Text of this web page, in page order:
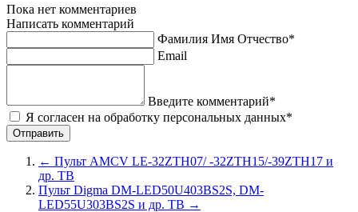
Пока нет комментариев
Написать комментарий
Фамилия Имя Отчество*
Email
Введите комментарий*
Я согласен на обработку персональных данных*
← Пульт AMCV LE-32ZTH07/ -32ZTH15/-39ZTH17 и
др. ТВ
Пульт Digma DM-LED50U403BS2S, DM-
LED55U303BS2S и др. ТВ →